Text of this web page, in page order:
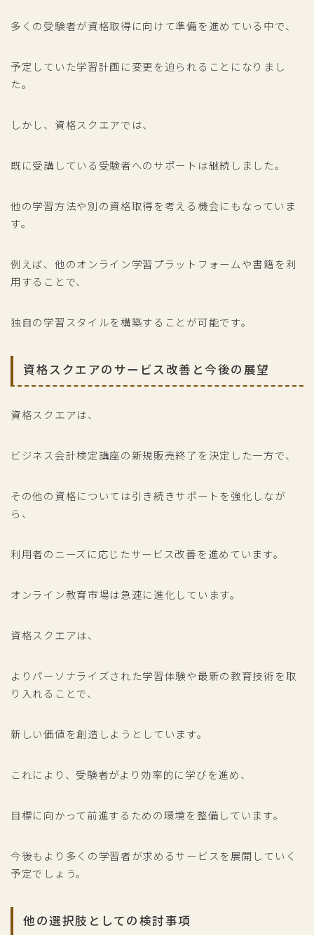
多くの受験者が資格取得に向けて準備を進めている中で、
予定していた学習計画に変更を迫られることになりまし
た。
しかし、資格スクエアでは、
既に受講している受験者へのサポートは継続しました。
他の学習方法や別の資格取得を考える機会にもなっていま
す。
例えば、他のオンライン学習プラットフォームや書籍を利
用することで、
独自の学習スタイルを構築することが可能です。
資格スクエアのサービス改善と今後の展望
資格スクエアは、
ビジネス会計検定講座の新規販売終了を決定した一方で、
その他の資格については引き続きサポートを強化しなが
ら、
利用者のニーズに応じたサービス改善を進めています。
オンライン教育市場は急速に進化しています。
資格スクエアは、
よりパーソナライズされた学習体験や最新の教育技術を取
り入れることで、
新しい価値を創造しようとしています。
これにより、受験者がより効率的に学びを進め、
目標に向かって前進するための環境を整備しています。
今後もより多くの学習者が求めるサービスを展開していく
予定でしょう。
他の選択肢としての検討事項